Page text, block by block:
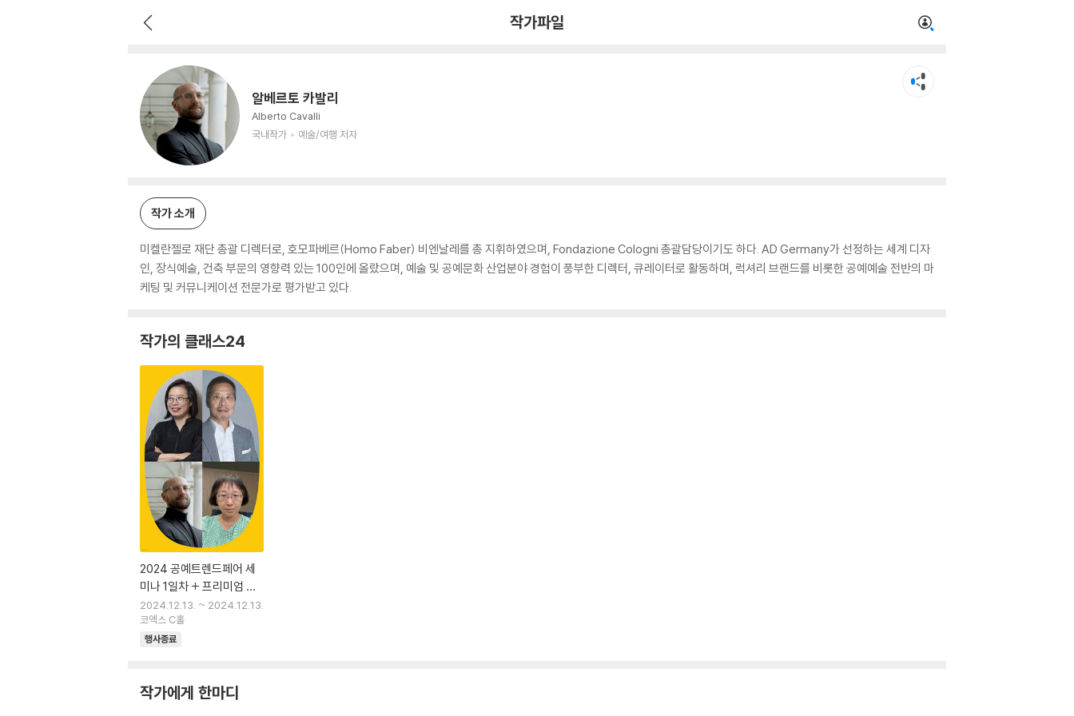
작가파일
알베르토 카발리
Alberto Cavalli
국내작가
예술/여행 저자
작가 소개
미켈란젤로 재단 총괄 디렉터로, 호모파베르(Homo Faber) 비엔날레를 총 지휘하였으며, Fondazione Cologni 총괄담당이기도 하다. AD Germany가 선정하는 세계 디자
인, 장식예술, 건축 부문의 영향력 있는 100인에 올랐으며, 예술 및 공예문화 산업분야 경험이 풍부한 디렉터, 큐레이터로 활동하며, 럭셔리 브랜드를 비롯한 공예예술 전반의 마
케팅 및 커뮤니케이션 전문가로 평가받고 있다.
작가의 클래스24
2024 공예트렌드페어 세
미나 1일차 + 프리미엄 패
스
2024.12.13. ~ 2024.12.13.
코엑스 C홀
행사종료
작가에게 한마디